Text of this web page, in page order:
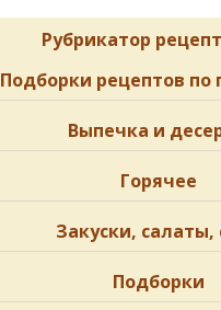
Рубрикатор
Подборки рецептов по
Выпечка и
Горячее
Закуски, салаты,
Подборки